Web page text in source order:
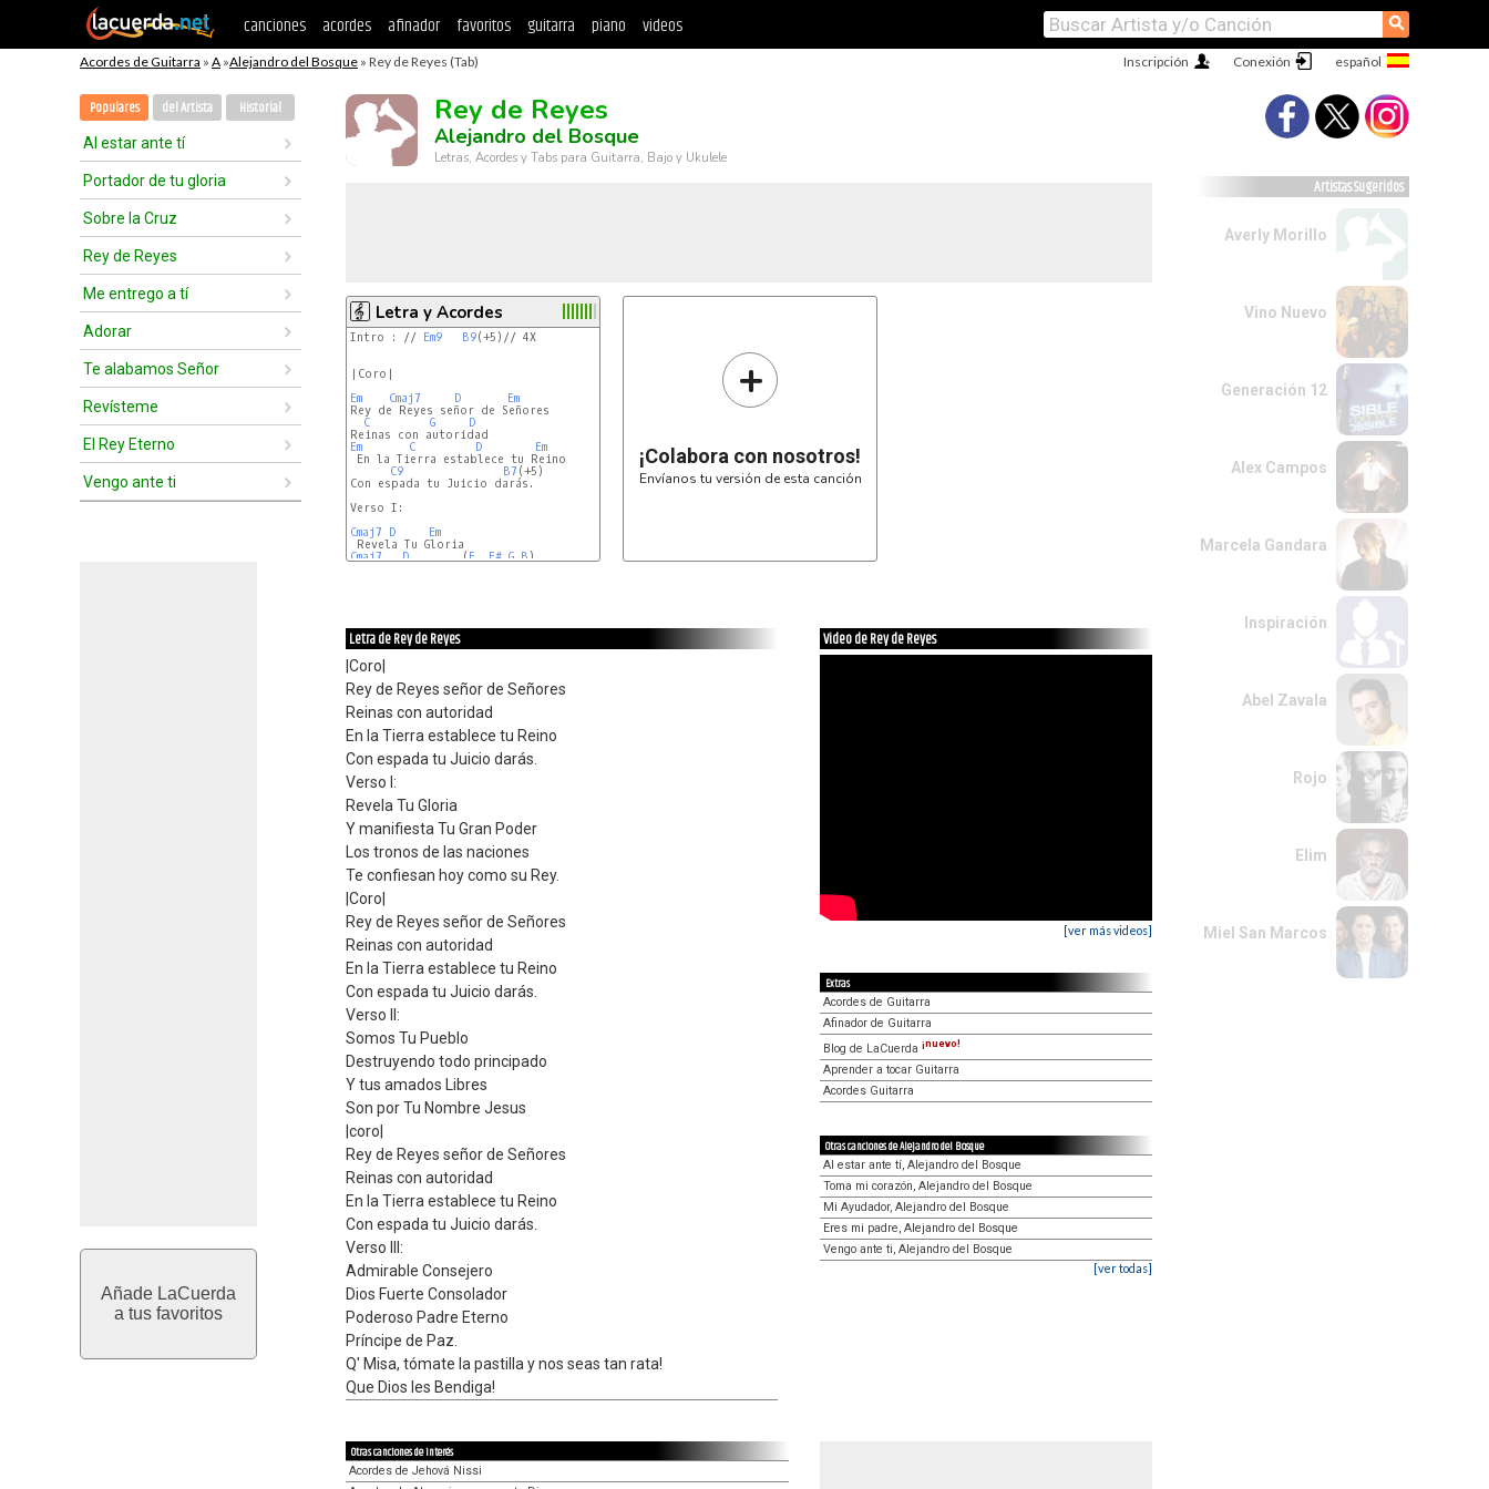
canciones acordes afinador favoritos guitarra piano videos ⚲
Acordes de Guitarra » A »Alejandro del Bosque » Rey de Reyes (Tab) Conexión
Inscripción
Populares del Artista Historial
Al estar ante tí
Portador de tu gloria
Sobre la Cruz
Rey de Reyes
Me entrego a tí
Adorar
Te alabamos Señor
Revísteme
El Rey Eterno
Vengo ante ti
Añade LaCuerda
a tus favoritos
Rey de Reyes
Alejandro del Bosque
Letras, Acordes y Tabs para Guitarra, Bajo y Ukulele
Letra y Acordes
Intro : // Em9 B9(+5)// 4X
|Coro|
Em
Cmaj7 D
Em
Rey de Reyes señor de Señores
C
G
D
Em
C D
Em
En la Tierra establece tu Reino
C9
B7 (+5)
Con espada tu Juicio darás.
Verso I:
Cmaj7
D
Em
Cmaj7
D
        (
E F# G B )
+
¡Colabora con nosotros!
Envíanos tu versión de esta canción
Letra de Rey de Reyes
|Coro|
Rey de Reyes señor de Señores
Reinas con autoridad
En la Tierra establece tu Reino
Con espada tu Juicio darás.
Verso I:
Revela Tu Gloria
Y manifiesta Tu Gran Poder
Los tronos de las naciones
Te confiesan hoy como su Rey.
|Coro|
Rey de Reyes señor de Señores
Reinas con autoridad
En la Tierra establece tu Reino
Con espada tu Juicio darás.
Verso II:
Somos Tu Pueblo
Destruyendo todo principado
Y tus amados Libres
Son por Tu Nombre Jesus
|coro|
Rey de Reyes señor de Señores
Reinas con autoridad
En la Tierra establece tu Reino
Con espada tu Juicio darás.
Verso III:
Admirable Consejero
Dios Fuerte Consolador
Poderoso Padre Eterno
Príncipe de Paz.
Q' Misa, tómate la pastilla y nos seas tan rata!
Que Dios les Bendiga!
Video de Rey de Reyes
[ver más videos]
Extras
Acordes de Guitarra
Afinador de Guitarra
Blog de LaCuerda ¡nuevo!
Aprender a tocar Guitarra
Acordes Guitarra
Otras canciones de Alejandro del Bosque
Al estar ante tí, Alejandro del Bosque
Toma mi corazón, Alejandro del Bosque
Mi Ayudador, Alejandro del Bosque
Eres mi padre, Alejandro del Bosque
Vengo ante ti, Alejandro del Bosque
[ver todas]
Otras canciones de interés
Acordes de Jehová Nissi
Artistas Sugeridos
Averly Morillo
Vino Nuevo
Generación 12
Alex Campos
Marcela Gandara
Inspiración
Abel Zavala
Rojo
Elim
Miel San Marcos